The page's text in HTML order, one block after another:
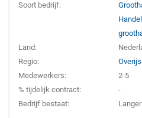
Soort bedrijf:
Land:
Regio:
Medewerkers:
2-5
% tijdelijk contract:
-
Bedrijf bestaat: